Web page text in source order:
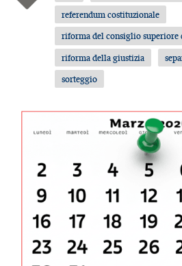
referendum costituzionale
riforma del consiglio superiore
riforma della giustizia
sorteggio